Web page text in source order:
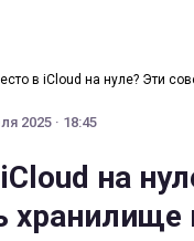
в iCloud на нуле? Эти
2025 · 18:45
на